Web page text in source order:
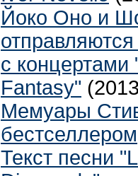
Йоко Оно и
с концертами
Fantasy"
Мемуары
бестселлером
Текст песни